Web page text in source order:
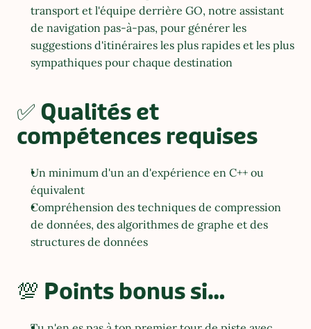
transport et l'équipe derrière GO, notre assistant
de navigation pas-à-pas, pour générer les
suggestions d'itinéraires les plus rapides et les plus
sympathiques pour chaque destination
✅ Qualités et
compétences requises
Un minimum d'un an d'expérience en C++ ou
équivalent
Compréhension des techniques de compression
de données, des algorithmes de graphe et des
structures de données
💯 Points bonus si…